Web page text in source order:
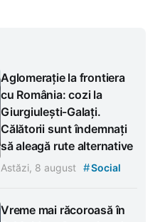
Aglomerație la frontiera
cu România: cozi la
Giurgiulești-Galați.
Călătorii sunt îndemnați
să aleagă rute alternative
Astăzi, 8 august #Social
Vreme mai răcoroasă în